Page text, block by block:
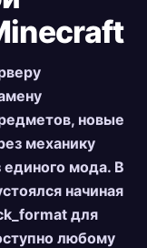
новые
механику
мода. В
начиная
для
любому